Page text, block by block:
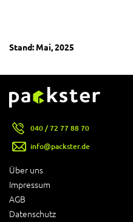
Stand: Mai, 2025
Über uns
Impressum
AGB
Datenschutz
040 / 72 77 88 70
info@packster.de